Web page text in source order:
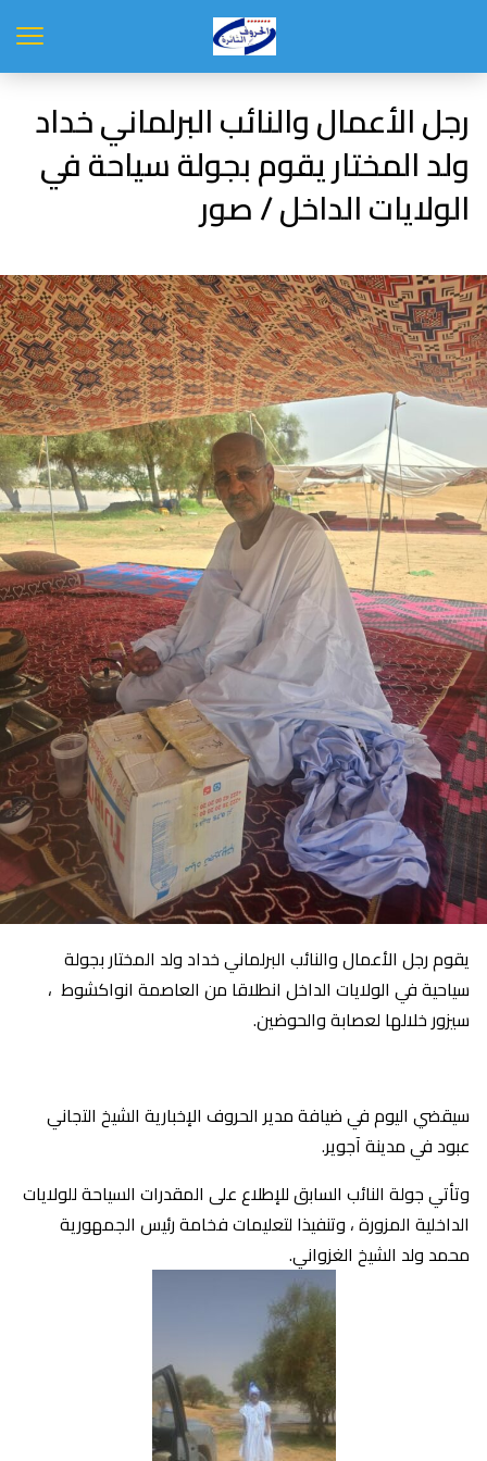
رجل الأعمال والنائب البرلماني خداد
ولد المختار يقوم بجولة سياحة في
الولايات الداخل / صور
يقوم رجل الأعمال والنائب البرلماني خداد ولد المختار بجولة
سياحية في الولايات الداخل انطلاقا من العاصمة انواكشوط ،
سيزور خلالها لعصابة والحوضين.
سيقضي اليوم في ضيافة مدير الحروف الإخبارية الشيخ التجاني
عبود في مدينة آجوير.
وتأتي جولة النائب السابق للإطلاع على المقدرات السياحة للولايات
الداخلية المزورة ، وتنفيذا لتعليمات فخامة رئيس الجمهورية
محمد ولد الشيخ الغزواني.